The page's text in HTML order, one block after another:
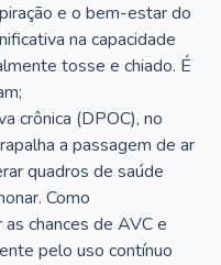
e o bem-estar do
na capacidade
tosse e chiado. É
crônica (DPOC), no
a passagem de ar
quadros de saúde
Como
chances de AVC e
pelo uso contínuo